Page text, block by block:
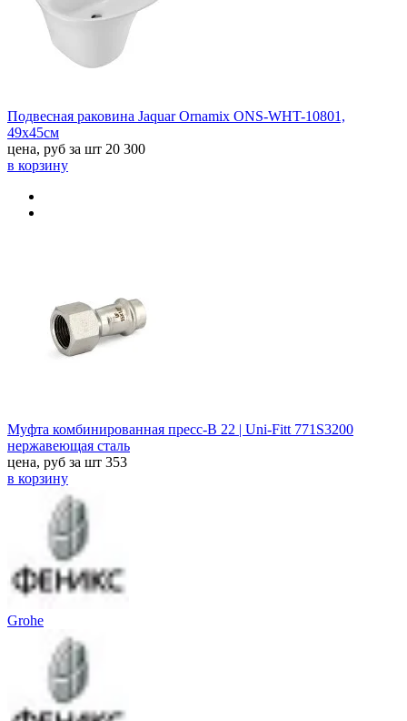
Подвесная раковина Jaquar Ornamix ONS-WHT-10801,
49х45см
цена, руб за шт 20 300
в корзину
Муфта комбинированная пресс-В 22 | Uni-Fitt 771S3200
нержавеющая сталь
цена, руб за шт 353
в корзину
Grohe